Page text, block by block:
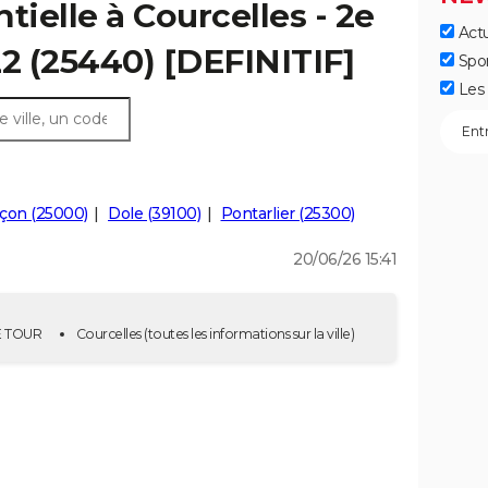
à Courcelles - 2e
(25440) [DEFINITIF]
(25000) Dole (39100) Pontarlier (25300)
20/06/26 15:41
TOUR Courcelles(toutes les informations sur la ville)